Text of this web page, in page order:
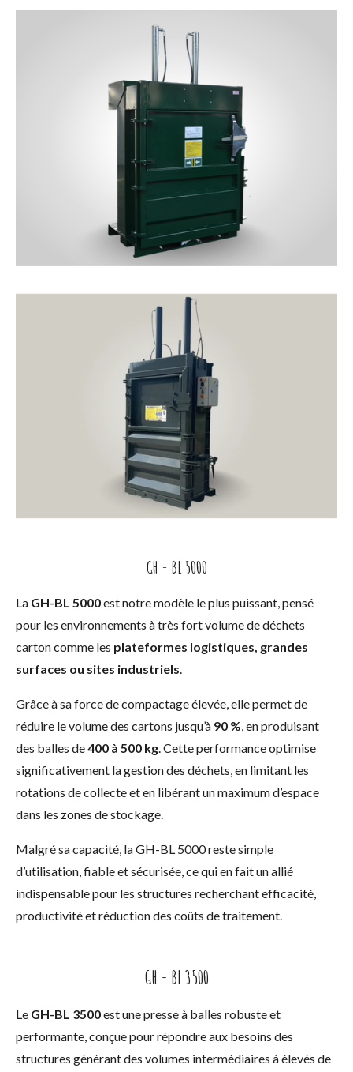
GH - BL 5000
La GH-BL 5000est notre modèle le plus puissant, pensé
pour les environnements à très fort volume de déchets
carton comme les plateformes logistiques, grandes
surfaces ou sites industriels.
Grâce à sa force de compactage élevée, elle permet de
réduire le volume des cartons jusqu’à 90 %, en produisant
des balles de400 à 500 kg. Cette performance optimise
significativement la gestion des déchets, en limitant les
rotations de collecte et en libérant un maximum d’espace
dans les zones de stockage.
Malgré sa capacité, la GH-BL 5000 reste simple
d’utilisation, fiable et sécurisée, ce qui en fait un allié
indispensable pour les structures recherchant efficacité,
productivité et réduction des coûts de traitement.
GH - BL 3500
Le GH-BL 3500est une presse à balles robuste et
performante, conçue pour répondre aux besoins des
structures générant des volumes intermédiaires à élevés de